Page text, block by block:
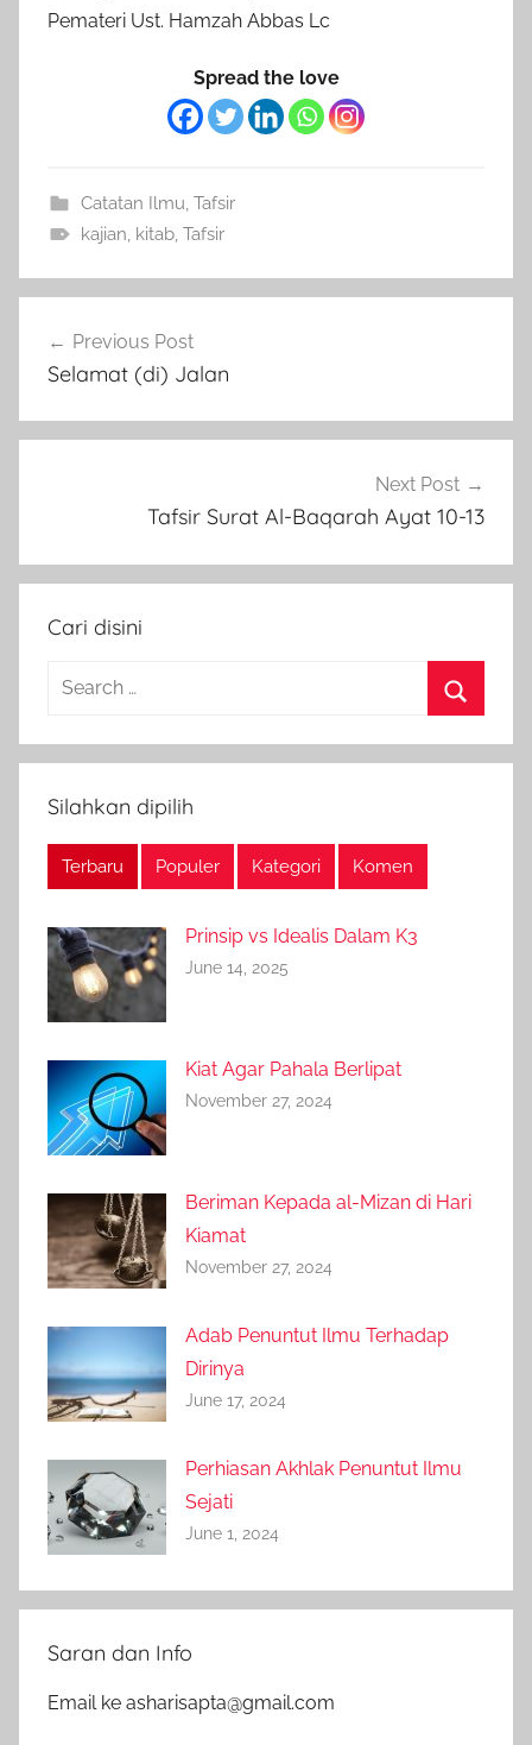
Pemateri Ust. Hamzah Abbas Lc
Spread the love
Catatan Ilmu, Tafsir
kajian, kitab, Tafsir
navigation
Previous Post
Selamat (di) Jalan
Next Post
Tafsir Surat Al-Baqarah Ayat 10-13
Cari disini
Search
Silahkan dipilih
Terbaru Populer Kategori Komen
Prinsip vs Idealis Dalam K3
June 14, 2025
Kiat Agar Pahala Berlipat
November 27, 2024
Beriman Kepada al-Mizan di Hari
Kiamat
November 27, 2024
Adab Penuntut Ilmu Terhadap
Dirinya
June 17, 2024
Perhiasan Akhlak Penuntut Ilmu
Sejati
June 1, 2024
Saran dan Info
Email ke asharisapta@gmail.com